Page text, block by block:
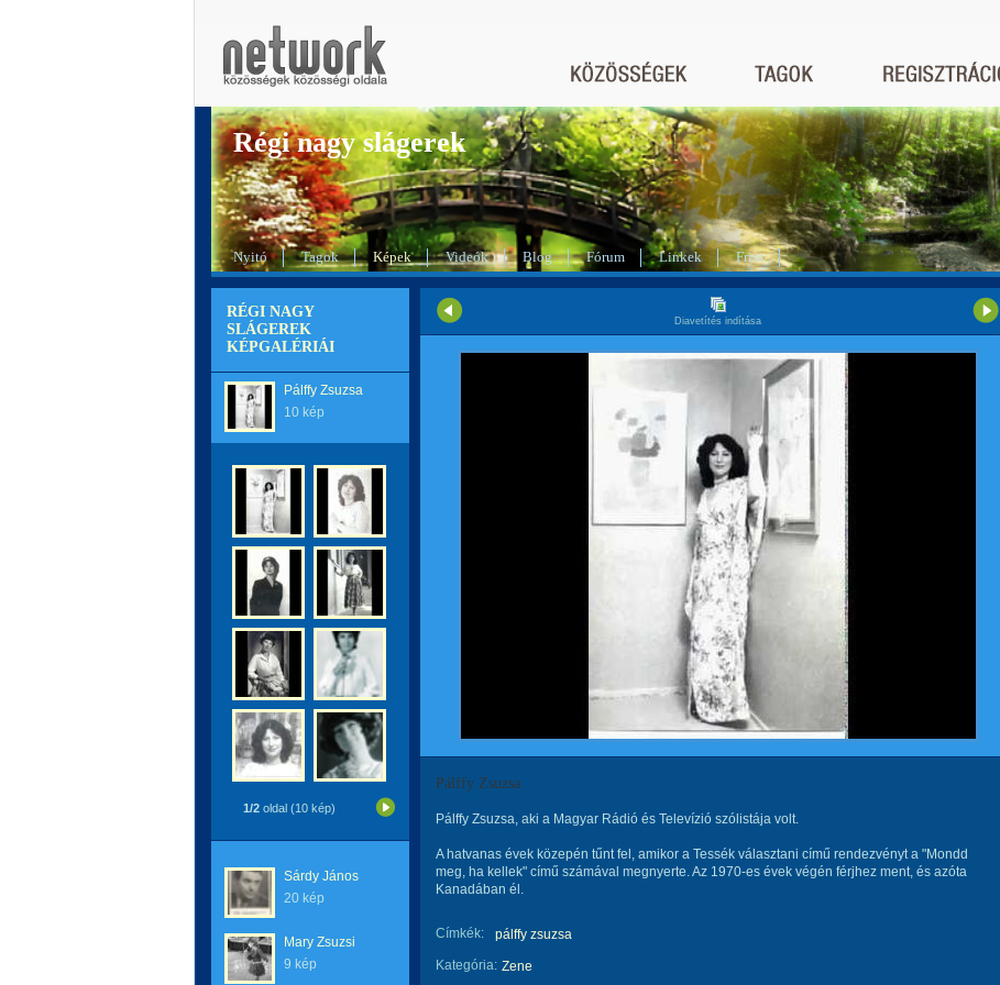
Régi nagy slágerek
Nyitó Tagok Képek Videók Blog Fórum Linkek Friss
RÉGI NAGY
SLÁGEREK
KÉPGALÉRIÁI
Pálffy Zsuzsa
10 kép
1/2 oldal (10 kép)
Sárdy János
20 kép
Mary Zsuzsi
9 kép
Diavetítés indítása
Pálffy Zsuzsa
Pálffy Zsuzsa, aki a Magyar Rádió és Televízió szólistája volt.
A hatvanas évek közepén tűnt fel, amikor a Tessék választani című rendezvényt a "Mondd
meg, ha kellek" című számával megnyerte. Az 1970-es évek végén férjhez ment, és azóta
Kanadában él.
Címkék:
pálffy zsuzsa
Kategória: Zene